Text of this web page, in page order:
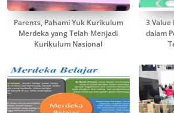
Parents, Pahami Yuk Kurikulum
Merdeka yang Telah Menjadi
Kurikulum Nasional
3 Value
dalam